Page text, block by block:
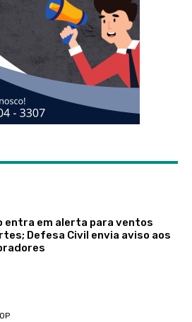
entra em alerta para ventos
Defesa Civil envia aviso aos